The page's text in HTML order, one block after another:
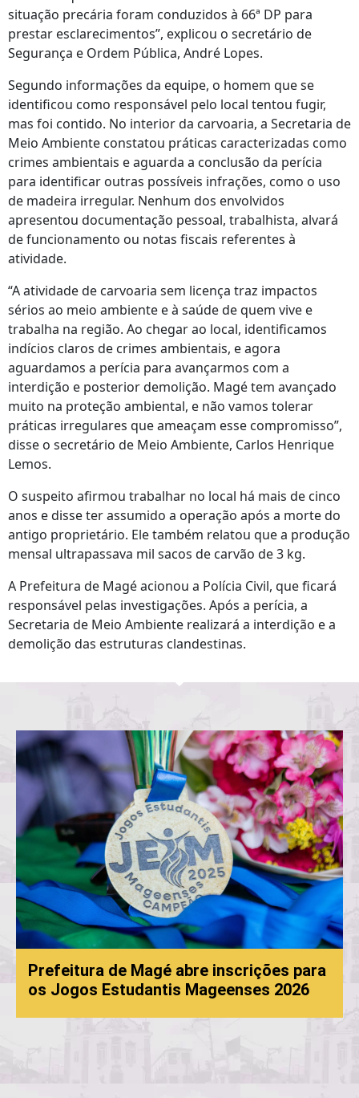
situação precária foram conduzidos à 66ª DP para
prestar esclarecimentos”, explicou o secretário de
Segurança e Ordem Pública, André Lopes.
Segundo informações da equipe, o homem que se
identificou como responsável pelo local tentou fugir,
mas foi contido. No interior da carvoaria, a Secretaria de
Meio Ambiente constatou práticas caracterizadas como
crimes ambientais e aguarda a conclusão da perícia
para identificar outras possíveis infrações, como o uso
de madeira irregular. Nenhum dos envolvidos
apresentou documentação pessoal, trabalhista, alvará
de funcionamento ou notas fiscais referentes à
atividade.
“A atividade de carvoaria sem licença traz impactos
sérios ao meio ambiente e à saúde de quem vive e
trabalha na região. Ao chegar ao local, identificamos
indícios claros de crimes ambientais, e agora
aguardamos a perícia para avançarmos com a
interdição e posterior demolição. Magé tem avançado
muito na proteção ambiental, e não vamos tolerar
práticas irregulares que ameaçam esse compromisso”,
disse o secretário de Meio Ambiente, Carlos Henrique
Lemos.
O suspeito afirmou trabalhar no local há mais de cinco
anos e disse ter assumido a operação após a morte do
antigo proprietário. Ele também relatou que a produção
mensal ultrapassava mil sacos de carvão de 3 kg.
A Prefeitura de Magé acionou a Polícia Civil, que ficará
responsável pelas investigações. Após a perícia, a
Secretaria de Meio Ambiente realizará a interdição e a
demolição das estruturas clandestinas.
Prefeitura de Magé abre inscrições para
os Jogos Estudantis Mageenses 2026